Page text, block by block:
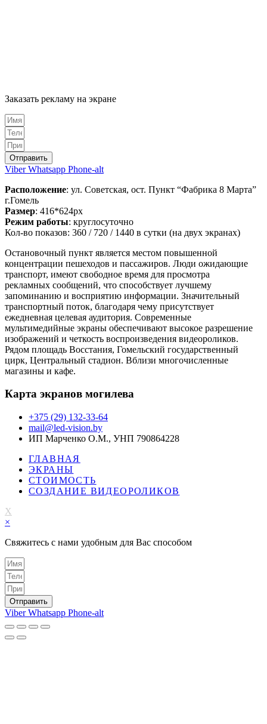
Заказать рекламу на экране
Отправить
Viber Whatsapp Phone-alt
Расположение: ул. Советская, ост. Пункт “Фабрика 8 Марта”
г.Гомель
Размер: 416*624px
Режим работы: круглосуточно
Кол-во показов: 360 / 720 / 1440 в сутки (на двух экранах)
Остановочный пункт является местом повышенной
концентрации пешеходов и пассажиров. Люди ожидающие
транспорт, имеют свободное время для просмотра
рекламных сообщений, что способствует лучшему
запоминанию и восприятию информации. Значительный
транспортный поток, благодаря чему присутствует
ежедневная целевая аудитория. Современные
мультимедийные экраны обеспечивают высокое разрешение
изображений и четкость воспроизведения видеороликов.
Рядом площадь Восстания, Гомельский государственный
цирк, Центральный стадион. Вблизи многочисленные
магазины и кафе.
Карта экранов могилева
+375 (29) 132-33-64
mail@led-vision.by
ИП Марченко О.М., УНП 790864228
ГЛАВНАЯ
ЭКРАНЫ
СТОИМОСТЬ
СОЗДАНИЕ ВИДЕОРОЛИКОВ
X
×
Свяжитесь с нами удобным для Вас способом
Отправить
Viber Whatsapp Phone-alt